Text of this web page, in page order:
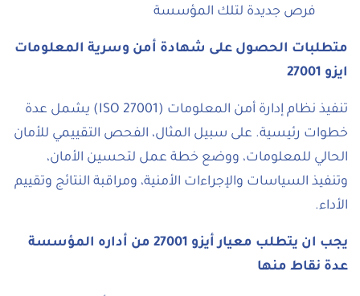
فرص جديدة لتلك المؤسسة
متطلبات الحصول على شهادة أمن وسرية المعلومات
ايزو 27001
تنفيذ نظام إدارة أمن المعلومات (ISO 27001) يشمل عدة
خطوات رئيسية. على سبيل المثال، الفحص التقييمي للأمان
الحالي للمعلومات، ووضع خطة عمل لتحسين الأمان،
وتنفيذ السياسات والإجراءات الأمنية، ومراقبة النتائج وتقييم
الأداء.
يجب ان يتطلب معيار أيزو 27001 من أداره المؤسسة
عدة نقاط منها